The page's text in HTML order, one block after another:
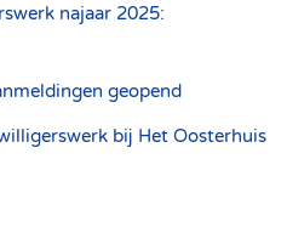
najaar 2025:
geopend
bij Het Oosterhuis